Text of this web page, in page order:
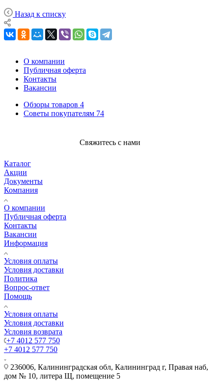
Назад к списку
О компании
Публичная оферта
Контакты
Вакансии
Обзоры товаров 4
Советы покупателям 74
Свяжитесь с нами
Каталог
Акции
Документы
Компания
О компании
Публичная оферта
Контакты
Вакансии
Информация
Условия оплаты
Условия доставки
Политика
Вопрос-ответ
Помощь
Условия оплаты
Условия доставки
Условия возврата
+7 4012 577 750
+7 4012 577 750
236006, Калининградская обл, Калининград г, Правая наб,
дом № 10, литера Щ, помещение 5